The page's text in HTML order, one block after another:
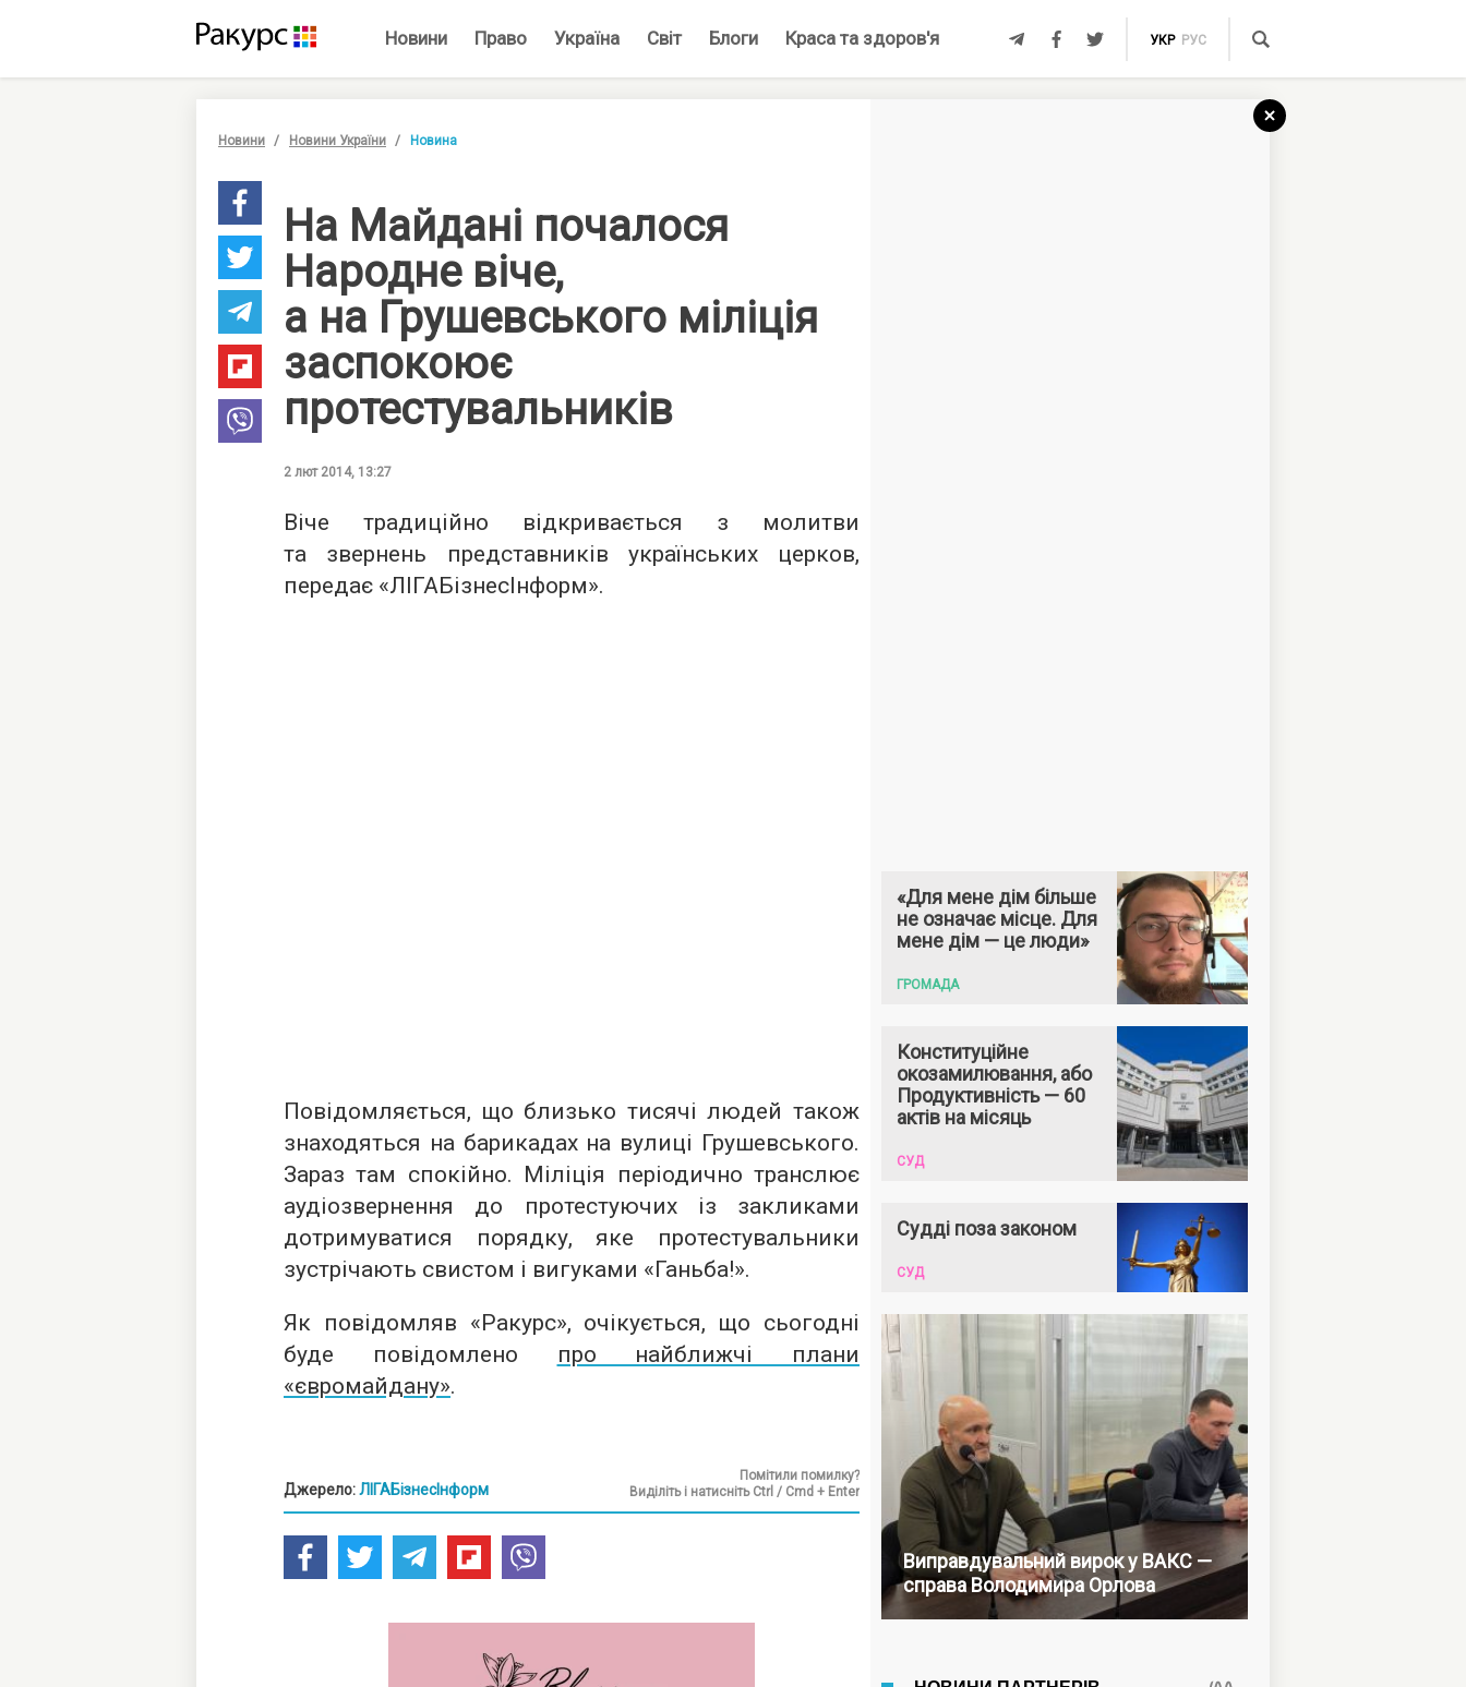
Новини Право Україна Світ Блоги Краса та здоров'я УКР РУС
Новини Новини України Новина
На Майдані почалося
Народне віче,
а на Грушевського міліція
заспокоює
протестувальників
2 лют 2014, 13:27
Віче традиційно відкривається з молитви
та звернень представників українських церков,
передає «ЛІГАБізнесІнформ».
Повідомляється, що близько тисячі людей також
знаходяться на барикадах на вулиці Грушевського.
Зараз там спокійно. Міліція періодично транслює
аудіозвернення до протестуючих із закликами
дотримуватися порядку, яке протестувальники
зустрічають свистом і вигуками «Ганьба!».
Як повідомляв «Ракурс», очікується, що сьогодні
буде повідомлено
про найближчі плани
«євромайдану».
Джерело:ЛІГАБізнесІнформ
Помітили помилку?
Виділіть і натисніть Ctrl / Cmd + Enter
«Для мене дім більше
не означає місце. Для
мене дім — це люди»
ГРОМАДА
Конституційне
окозамилювання, або
Продуктивність — 60
актів на місяць
СУД
Судді поза законом
СУД
Виправдувальний вирок у ВАКС —
справа Володимира Орлова